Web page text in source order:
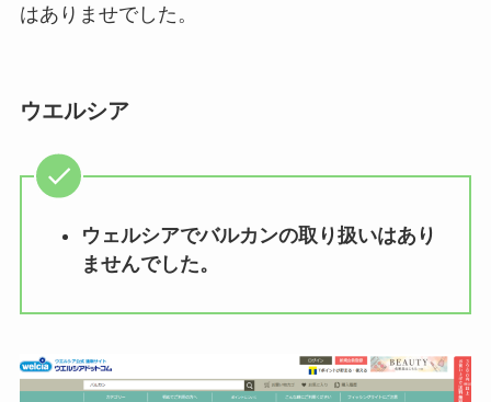
はありませでした。
ウエルシア
ウェルシアでバルカンの取り扱いはあり
ませんでした。